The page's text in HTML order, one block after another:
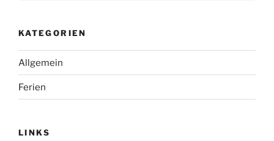
KATEGORIEN
Allgemein
Ferien
LINKS